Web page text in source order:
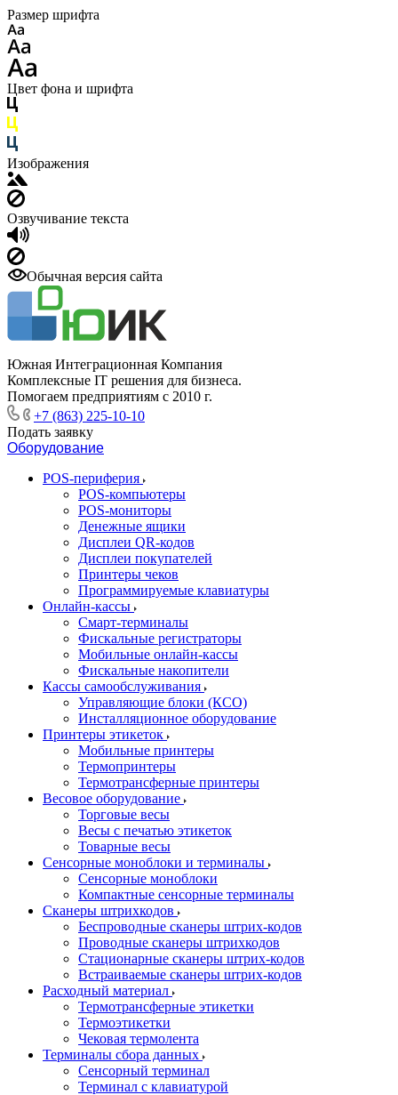
Размер шрифта
Цвет фона и шрифта
Изображения
Озвучивание текста
Обычная версия сайта
Южная Интеграционная Компания
Комплексные IT решения для бизнеса.
Помогаем предприятиям с 2010 г.
+7 (863) 225-10-10
Подать заявку
Оборудование
POS-периферия
POS-компьютеры
POS-мониторы
Денежные ящики
Дисплеи QR-кодов
Дисплеи покупателей
Принтеры чеков
Программируемые клавиатуры
Онлайн-кассы
Смарт-терминалы
Фискальные регистраторы
Мобильные онлайн-кассы
Фискальные накопители
Кассы самообслуживания
Управляющие блоки (КСО)
Инсталляционное оборудование
Принтеры этикеток
Мобильные принтеры
Термопринтеры
Термотрансферные принтеры
Весовое оборудование
Торговые весы
Весы с печатью этикеток
Товарные весы
Сенсорные моноблоки и терминалы
Сенсорные моноблоки
Компактные сенсорные терминалы
Сканеры штрихкодов
Беспроводные сканеры штрих-кодов
Проводные сканеры штрихкодов
Стационарные сканеры штрих-кодов
Встраиваемые сканеры штрих-кодов
Расходный материал
Термотрансферные этикетки
Термоэтикетки
Чековая термолента
Терминалы сбора данных
Сенсорный терминал
Терминал с клавиатурой